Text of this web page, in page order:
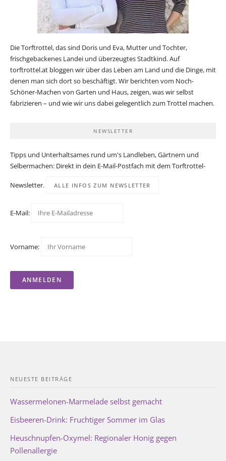
Die Torftrottel, das sind Doris und Eva, Mutter und Tochter,
frischgebackenes Landei und überzeugtes Stadtkind. Auf
torftrottel.at bloggen wir über das Leben am Land und die Dinge, mit
denen man sich dort so beschäftigt. Wir berichten vom Noch-
Schöner-Machen von Garten und Haus, zeigen, was wir selbst
fabrizieren – und wie wir uns dabei gelegentlich zum Trottel machen.
NEWSLETTER
Tipps und Unterhaltsames rund um's Landleben, Gärtnern und
Selbermachen: Direkt in dein E-Mail-Postfach mit dem Torftrottel-
Newsletter. ALLE INFOS ZUM NEWSLETTER
E-Mail:
Vorname:
NEUESTE BEITRÄGE
Wassermelonen-Marmelade selbst gemacht
Eisbeeren-Drink: Fruchtiger Sommer im Glas
Heuschnupfen-Oxymel: Regionaler Honig gegen
Pollenallergie